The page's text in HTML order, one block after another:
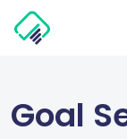
Goal